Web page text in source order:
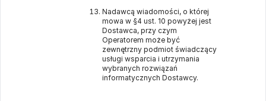
Nadawcą wiadomości, o której
mowa w §4 ust. 10 powyżej jest
Dostawca, przy czym
Operatorem może być
zewnętrzny podmiot świadczący
usługi wsparcia i utrzymania
wybranych rozwiązań
informatycznych Dostawcy.